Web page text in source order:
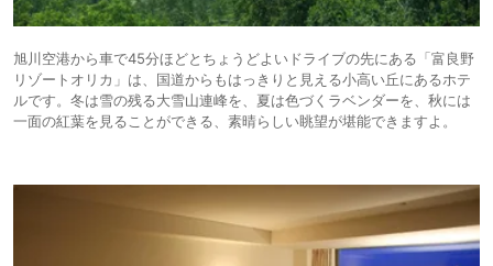
旭川空港から車で45分ほどとちょうどよいドライブの先にある「富良野
リゾートオリカ」は、国道からもはっきりと見える小高い丘にあるホテ
ルです。冬は雪の残る大雪山連峰を、夏は色づくラベンダーを、秋には
一面の紅葉を見ることができる、素晴らしい眺望が堪能できますよ。